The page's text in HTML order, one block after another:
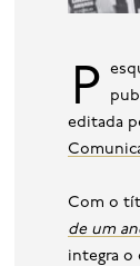
Pesquisadores do CPCT assinam artigo
editada
Com o
de um
integra o